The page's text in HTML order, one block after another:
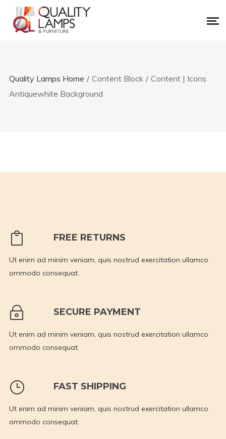
Quality Lamps Home / Content Block / Content | Icons
Antiquewhite Background
FREE RETURNS
Ut enim ad minim veniam, quis nostrud exercitation ullamco
ommodo consequat.
SECURE PAYMENT
Ut enim ad minim veniam, quis nostrud exercitation ullamco
ommodo consequat.
FAST SHIPPING
Ut enim ad minim veniam, quis nostrud exercitation ullamco
ommodo consequat.